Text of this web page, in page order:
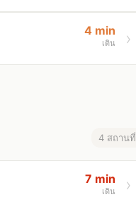
4 min
เดิน
4 สถานที่
7 min
เดิน